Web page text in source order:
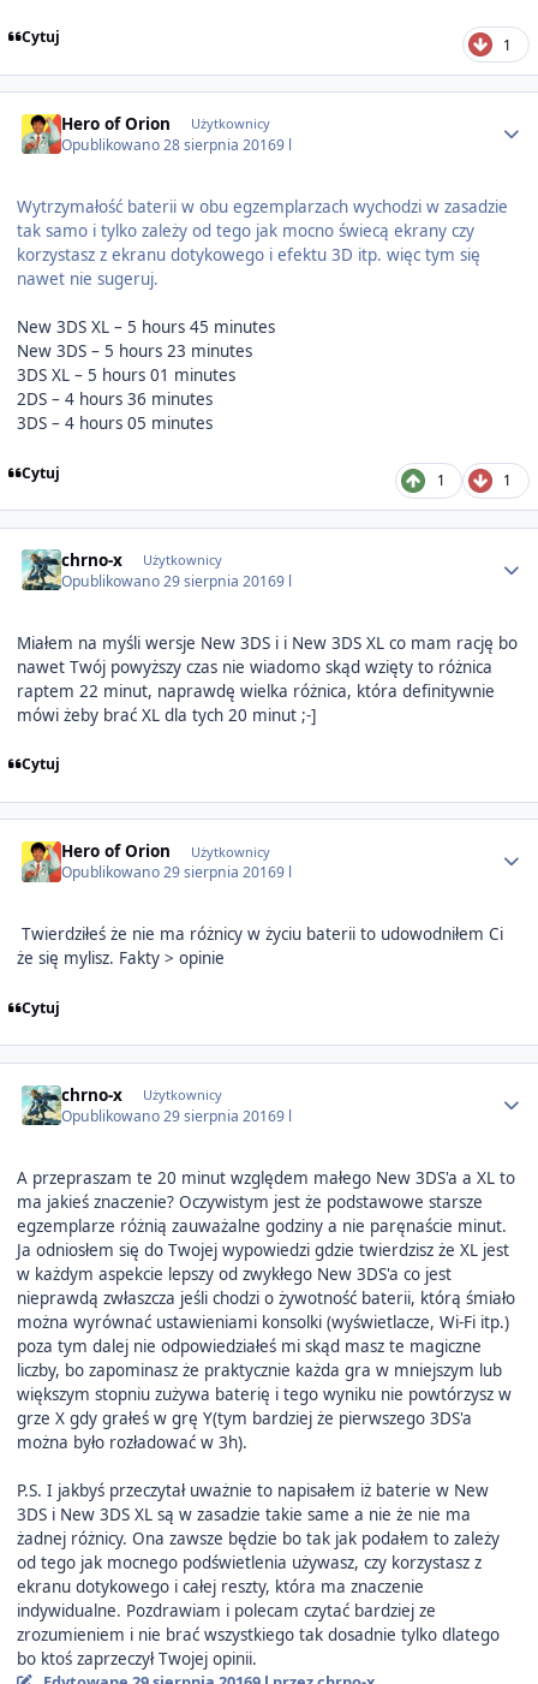
Cytuj 1
Hero of Orion Użytkownicy
Opublikowano28 sierpnia 20169 l
Wytrzymałość baterii w obu egzemplarzach wychodzi w zasadzie
tak samo i tylko zależy od tego jak mocno świecą ekrany czy
korzystasz z ekranu dotykowego i efektu 3D itp. więc tym się
nawet nie sugeruj.
New 3DS XL – 5 hours 45 minutes
New 3DS – 5 hours 23 minutes
3DS XL – 5 hours 01 minutes
2DS – 4 hours 36 minutes
3DS – 4 hours 05 minutes
Cytuj 1 1
chrno-x Użytkownicy
Opublikowano29 sierpnia 20169 l
Miałem na myśli wersje New 3DS i i New 3DS XL co mam rację bo
nawet Twój powyższy czas nie wiadomo skąd wzięty to różnica
raptem 22 minut, naprawdę wielka różnica, która definitywnie
mówi żeby brać XL dla tych 20 minut ;-]
Cytuj
Hero of Orion Użytkownicy
Opublikowano29 sierpnia 20169 l
Twierdziłeś że nie ma różnicy w życiu baterii to udowodniłem Ci
że się mylisz. Fakty > opinie
Cytuj
chrno-x Użytkownicy
Opublikowano29 sierpnia 20169 l
A przepraszam te 20 minut względem małego New 3DS'a a XL to
ma jakieś znaczenie? Oczywistym jest że podstawowe starsze
egzemplarze różnią zauważalne godziny a nie paręnaście minut.
Ja odniosłem się do Twojej wypowiedzi gdzie twierdzisz że XL jest
w każdym aspekcie lepszy od zwykłego New 3DS'a co jest
nieprawdą zwłaszcza jeśli chodzi o żywotność baterii, którą śmiało
można wyrównać ustawieniami konsolki (wyświetlacze, Wi-Fi itp.)
poza tym dalej nie odpowiedziałeś mi skąd masz te magiczne
liczby, bo zapominasz że praktycznie każda gra w mniejszym lub
większym stopniu zużywa baterię i tego wyniku nie powtórzysz w
grze X gdy grałeś w grę Y(tym bardziej że pierwszego 3DS'a
można było rozładować w 3h).
P.S. I jakbyś przeczytał uważnie to napisałem iż baterie w New
3DS i New 3DS XL są w zasadzie takie same a nie że nie ma
żadnej różnicy. Ona zawsze będzie bo tak jak podałem to zależy
od tego jak mocnego podświetlenia używasz, czy korzystasz z
ekranu dotykowego i całej reszty, która ma znaczenie
indywidualne. Pozdrawiam i polecam czytać bardziej ze
zrozumieniem i nie brać wszystkiego tak dosadnie tylko dlatego
bo ktoś zaprzeczył Twojej opinii.